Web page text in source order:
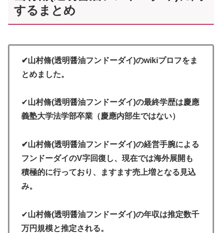
するまとめ
✔山村脩(透明醤油フンドーダイ)のwikiプロフをま
とめました。
✔山村脩(透明醤油フンドーダイ)の最終学歴は慶應
義塾大学法学部卒業（慶應内部生ではない）
✔山村脩(透明醤油フンドーダイ)の経営手腕による
フンドーダイのV字回復し、現在では海外展開も
積極的に行っており、ますます売上増となる見込
み。
✔山村脩(透明醤油フンドーダイ)の年収は推定数千
万円規模と推定される。